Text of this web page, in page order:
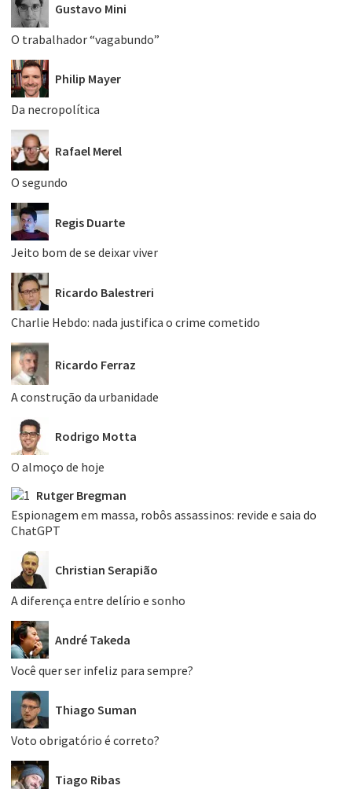
Gustavo Mini
O trabalhador “vagabundo”
Philip Mayer
Da necropolítica
Rafael Merel
O segundo
Regis Duarte
Jeito bom de se deixar viver
Ricardo Balestreri
Charlie Hebdo: nada justifica o crime cometido
Ricardo Ferraz
A construção da urbanidade
Rodrigo Motta
O almoço de hoje
Rutger Bregman
Espionagem em massa, robôs assassinos: revide e saia do
ChatGPT
Christian Serapião
A diferença entre delírio e sonho
André Takeda
Você quer ser infeliz para sempre?
Thiago Suman
Voto obrigatório é correto?
Tiago Ribas